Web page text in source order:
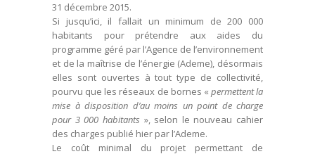
31 décembre 2015.
Si jusqu’ici, il fallait un minimum de 200 000
habitants pour prétendre aux aides du
programme géré par l’Agence de l’environnement
et de la maîtrise de l’énergie (Ademe), désormais
elles sont ouvertes à tout type de collectivité,
pourvu que les réseaux de bornes « permettent la
mise à disposition d’au moins un point de charge
pour 3 000 habitants », selon le nouveau cahier
des charges publié hier par l’Ademe.
Le coût minimal du projet permettant de